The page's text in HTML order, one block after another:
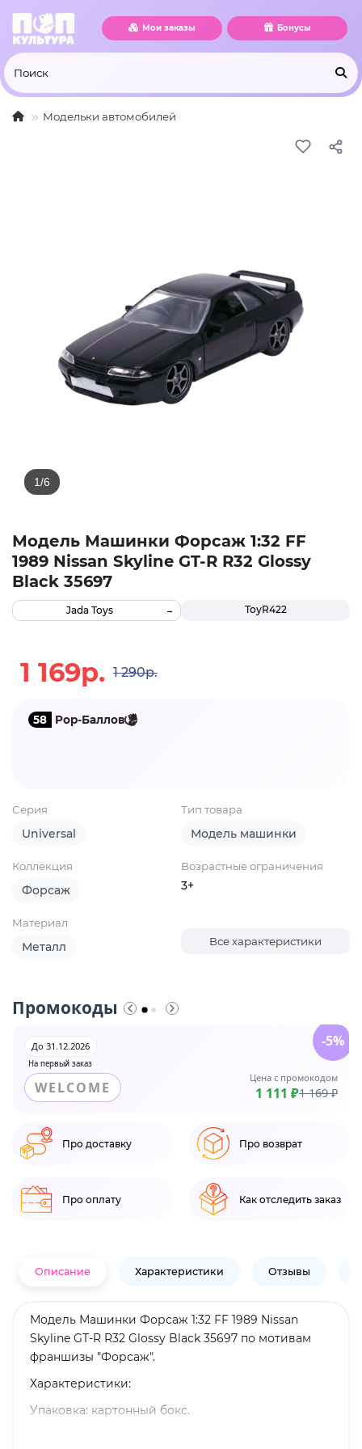
Мои заказы Бонусы
Модельки автомобилей
Модель Машинки Форсаж 1:32 FF
1989 Nissan Skyline GT-R R32 Glossy
Black 35697
ТоуR422
Jada Toys
1 169р. 1 290р.
58 Pop-Баллов
Серия
Universal
Тип товара
Модель машинки
Коллекция
Форсаж
Возрастные ограничения
3+
Материал
Металл Все характеристики
Промокоды
На первый заказ
До 31.12.2026
WELCOME
Цена с промокодом
1 111 ₽1 169 ₽
-5%
Про доставку Про возврат
Про оплату Как отследить заказ
Описание Характеристики Отзывы
Модель Машинки Форсаж 1:32 FF 1989 Nissan
Skyline GT-R R32 Glossy Black 35697 по мотивам
франшизы "Форсаж".
Характеристики:
Упаковка: картонный бокс.